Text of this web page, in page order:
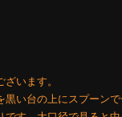
います。
黒い台の上にスプーン